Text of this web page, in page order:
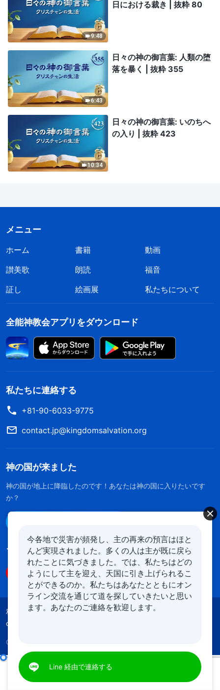
9:48
日における裁き | 抜粋 80
6:43
日々の神の御言葉: 人類の堕
落を暴く | 抜粋 355
10:34
日々の神の御言葉: いのちへ
の入り | 抜粋 423
メニュー
ホーム 書籍
動画
讃美歌
朗読
福音
証し
絵画展 私たちについて
全能神教会アプリをダウンロード
私たちに連絡する
+81-90-6033-9775
contact.jp@kingdomsalvation.org
神の国が来ました
神の国が地上に降臨したのです！あなたは神の国に入りたいです
か？
フォローする
利用規約 プライバシーポリシー
クレジット
cookies
Copyright © 2026
今各地で災害が頻発し、主の再来の預言はほと
んど実現されました。多くの人は主が既に戻ら
れたことに気づきました。では、私たちはどの
ようにして主を迎え、天国に引き上げられるこ
とができるのか。私たちはあなたとともにオン
ライン交流を通じて道を探していきたいと思い
ます。あなたのご連絡を歓迎します。
Line 経由で連絡する